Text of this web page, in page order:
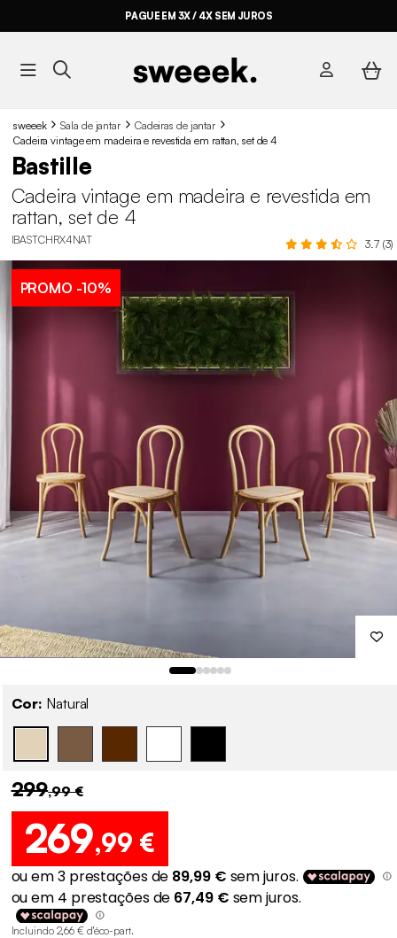
PAGUE EM 3X / 4X SEM JUROS
sweeek Sala de jantar
Cadeiras de jantar
Cadeira vintage em madeira e revestida em rattan, set de 4
Bastille
Cadeira vintage em madeira e revestida em
rattan, set de 4
IBASTCHRX4NAT 3.7 (3)
PROMO -10%
Cor: Natural
299,99 €
269,99 €
Incluindo 2,66 € d'éco-part.